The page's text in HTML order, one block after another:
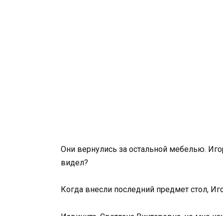
Они вернулись за остальной мебелью.
видел?
Когда внесли последний предмет стол,